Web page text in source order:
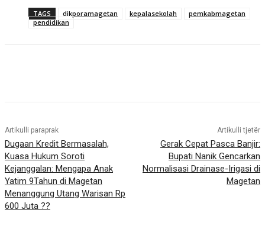
TAGS dikporamagetan kepalasekolah
pemkabmagetan
pendidikan
Artikulli paraprak
Dugaan Kredit Bermasalah,
Kuasa Hukum Soroti
Kejanggalan: Mengapa Anak
Yatim 9Tahun di Magetan
Menanggung Utang Warisan Rp
600 Juta ??
Artikulli tjetër
Gerak Cepat Pasca Banjir:
Bupati Nanik Gencarkan
Normalisasi Drainase-Irigasi di
Magetan